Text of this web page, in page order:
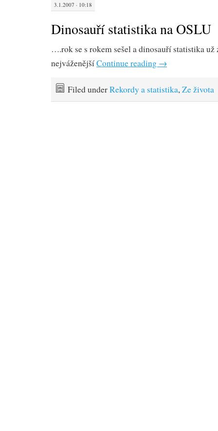
3.1.2007 · 10:18
Dinosauří statistika na OSLU
….rok se s rokem sešel a dinosauří statistika už
nejváženějšíContinue reading →
Filed underRekordy a statistika,Ze života